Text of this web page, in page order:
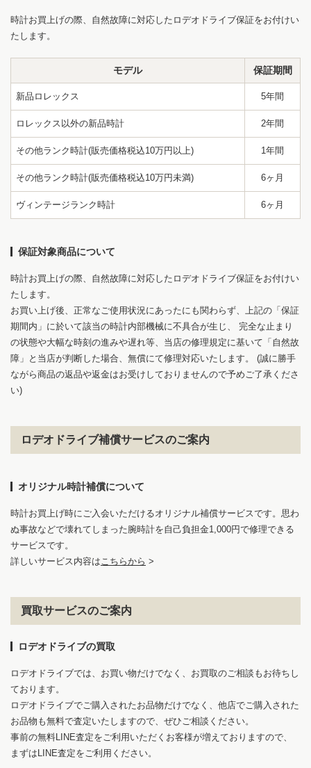
時計お買上げの際、自然故障に対応したロデオドライブ保証をお付けい
たします。
モデル 保証期間
新品ロレックス 5年間
ロレックス以外の新品時計 2年間
その他ランク時計(販売価格税込10万円以上) 1年間
その他ランク時計(販売価格税込10万円未満) 6ヶ月
ヴィンテージランク時計 6ヶ月
保証対象商品について
時計お買上げの際、自然故障に対応したロデオドライブ保証をお付けい
たします。
お買い上げ後、正常なご使用状況にあったにも関わらず、上記の「保証
期間内」に於いて該当の時計内部機械に不具合が生じ、 完全な止まり
の状態や大幅な時刻の進みや遅れ等、当店の修理規定に基いて「自然故
障」と当店が判断した場合、無償にて修理対応いたします。 (誠に勝手
ながら商品の返品や返金はお受けしておりませんので予めご了承くださ
い)
ロデオドライブ補償サービスのご案内
オリジナル時計補償について
時計お買上げ時にご入会いただけるオリジナル補償サービスです。思わ
ぬ事故などで壊れてしまった腕時計を自己負担金1,000円で修理できる
サービスです。
詳しいサービス内容はこちらから >
買取サービスのご案内
ロデオドライブの買取
ロデオドライブでは、お買い物だけでなく、お買取のご相談もお待ちし
ております。
ロデオドライブでご購入されたお品物だけでなく、他店でご購入された
お品物も無料で査定いたしますので、ぜひご相談ください。
事前の無料LINE査定をご利用いただくお客様が増えておりますので、
まずはLINE査定をご利用ください。